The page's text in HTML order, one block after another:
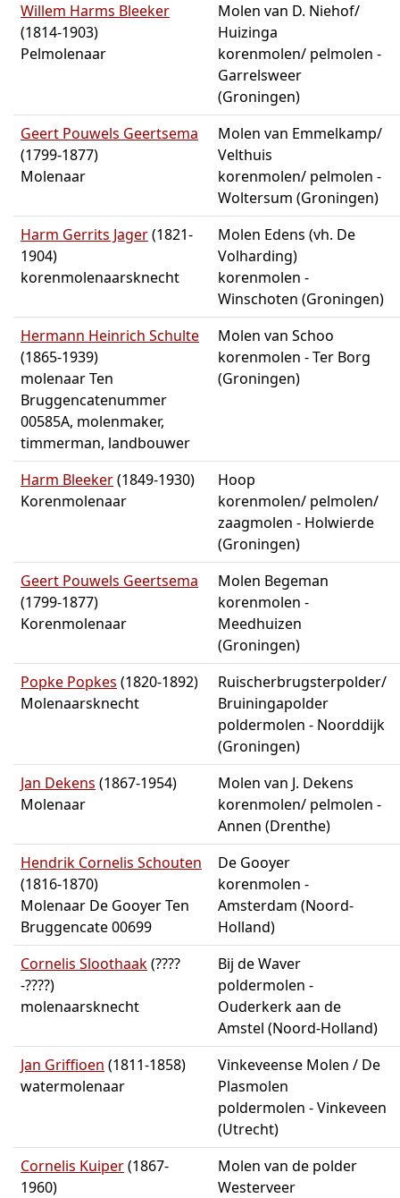
Willem Harms Bleeker
(1814-1903)
Pelmolenaar
Molen van D. Niehof/
Huizinga
korenmolen/ pelmolen -
Garrelsweer
(Groningen)
Geert Pouwels Geertsema
(1799-1877)
Molenaar
Molen van Emmelkamp/
Velthuis
korenmolen/ pelmolen -
Woltersum (Groningen)
Harm Gerrits Jager(1821-
1904)
korenmolenaarsknecht
Molen Edens (vh. De
Volharding)
korenmolen -
Winschoten (Groningen)
Hermann Heinrich Schulte
(1865-1939)
molenaar Ten
Bruggencatenummer
00585A, molenmaker,
timmerman, landbouwer
Molen van Schoo
korenmolen - Ter Borg
(Groningen)
Harm Bleeker(1849-1930)
Korenmolenaar
Hoop
korenmolen/ pelmolen/
zaagmolen - Holwierde
(Groningen)
Geert Pouwels Geertsema
(1799-1877)
Korenmolenaar
Molen Begeman
korenmolen -
Meedhuizen
(Groningen)
Popke Popkes (1820-1892)
Molenaarsknecht
Ruischerbrugsterpolder/
Bruiningapolder
poldermolen - Noorddijk
(Groningen)
Jan Dekens (1867-1954)
Molenaar
Molen van J. Dekens
korenmolen/ pelmolen -
Annen (Drenthe)
Hendrik Cornelis Schouten
(1816-1870)
Molenaar De Gooyer Ten
Bruggencate 00699
De Gooyer
korenmolen -
Amsterdam (Noord-
Holland)
Cornelis Sloothaak(????
-????)
molenaarsknecht
Bij de Waver
poldermolen -
Ouderkerk aan de
Amstel (Noord-Holland)
Jan Griffioen (1811-1858)
watermolenaar
Vinkeveense Molen / De
Plasmolen
poldermolen - Vinkeveen
(Utrecht)
Cornelis Kuiper(1867-
1960)
Molen van de polder
Westerveer